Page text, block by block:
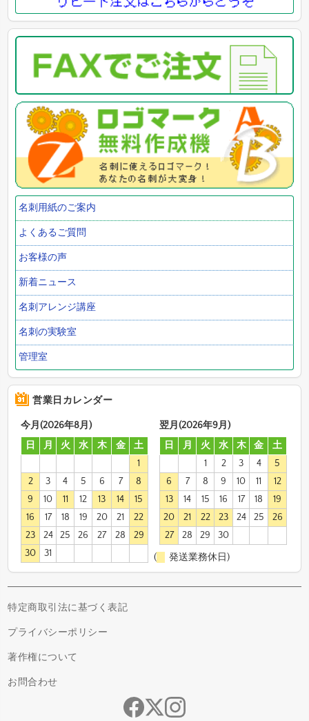
名刺用紙のご案内
よくあるご質問
お客様の声
新着ニュース
名刺アレンジ講座
名刺の実験室
管理室
営業日カレンダー
今月(2026年8月)
日
月 火 水 木 金
土
1
2
3 4 5 6 7
8
9
10 11 12 13 14
15
16
17 18 19 20 21
22
23
24 25 26 27 28
29
30
31
翌月(2026年9月)
日
月 火 水 木 金
土
1
2 3 4
5
6
7 8 9 10 11
12
13
14 15 16 17 18
19
20
21 22 23 24 25
26
27
28 29 30
( 発送業務休日)
特定商取引法に基づく表記
プライバシーポリシー
著作権について
お問合わせ